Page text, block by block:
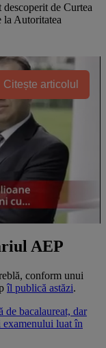
de Curtea
la Autoritatea
Citește articolul
AEP
conform unui
îl publică astăzi.
bacalaureat, dar
examenului luat în